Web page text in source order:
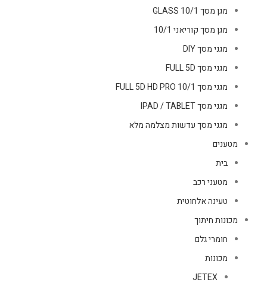
מגן מסך GLASS 10/1
מגן מסך קוריאני 10/1
מגני מסך DIY
מגני מסך FULL 5D
מגני מסך FULL 5D HD PRO 10/1
מגני מסך IPAD / TABLET
מגני מסך עדשות מצלמה מלא
מטענים
בית
מטעני רכב
טעינה אלחוטית
מכונות חיתוך
חומרי גלם
מכונות
JETEX